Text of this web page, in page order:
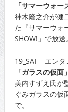
「サマーウォ
神木隆之介が健
た『サマーウォ
SHOW!」で放送。
19_SAT エンタ
「ガラスの仮
美内すずえ氏が
ぐみガラスの仮
で。